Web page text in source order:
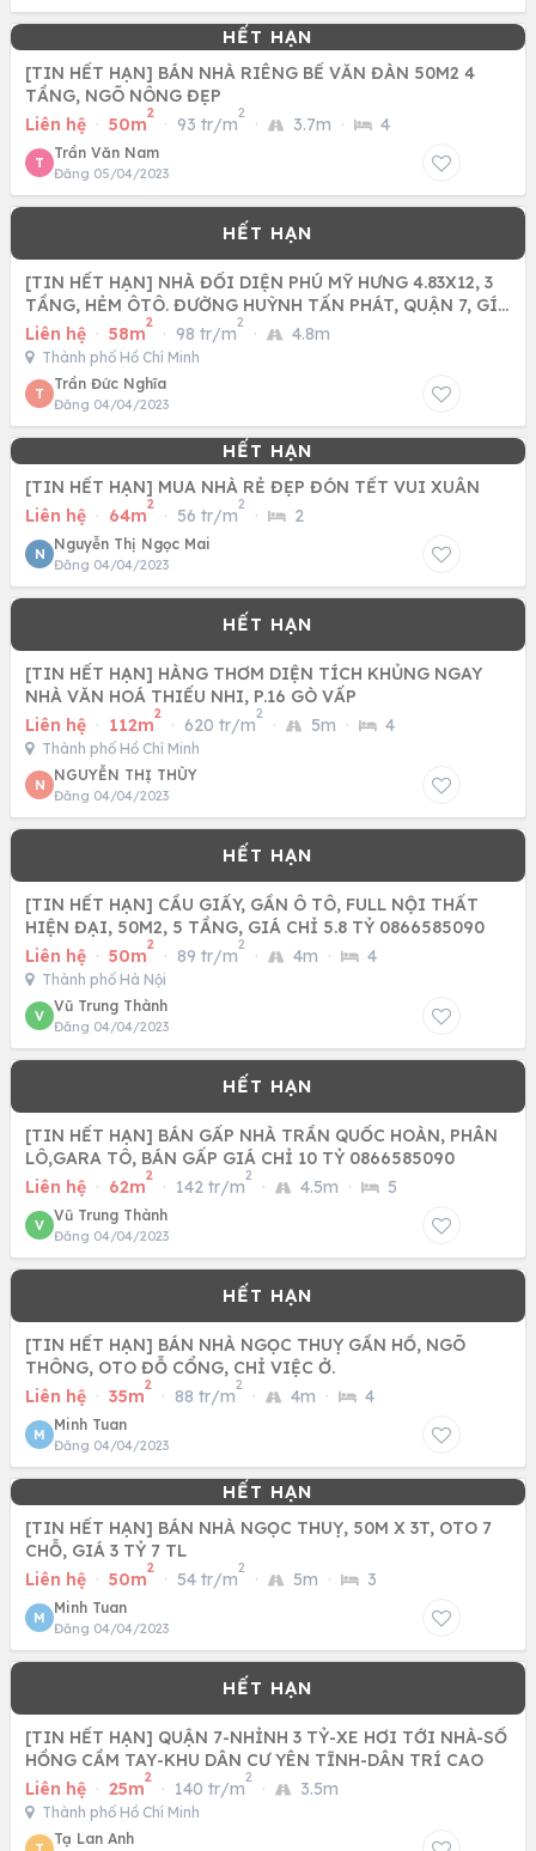
[TIN HẾT HẠN] BÁN NHÀ RIÊNG BẾ VĂN ĐÀN 50M2 4
TẦNG, NGÕ NÔNG ĐẸP
Liên hệ · 50m
2
· 93 tr/m
2
· 3.7m · 4
T
Trần Văn Nam
Đăng 05/04/2023
[TIN HẾT HẠN] NHÀ ĐỐI DIỆN PHÚ MỸ HƯNG 4.83X12, 3
TẦNG, HẺM ÔTÔ. ĐƯỜNG HUỲNH TẤN PHÁT, QUẬN 7, GÍA
5.X TỶ
Liên hệ · 58m
2
· 98 tr/m
2
· 4.8m
Thành phố Hồ Chí Minh
T
Trần Đức Nghĩa
Đăng 04/04/2023
[TIN HẾT HẠN] MUA NHÀ RẺ ĐẸP ĐÓN TẾT VUI XUÂN
Liên hệ · 64m
2
· 56 tr/m
2
· 2
N
Nguyễn Thị Ngọc Mai
Đăng 04/04/2023
[TIN HẾT HẠN] HÀNG THƠM DIỆN TÍCH KHỦNG NGAY
NHÀ VĂN HOÁ THIẾU NHI, P.16 GÒ VẤP
Liên hệ · 112m
2
· 620 tr/m
2
· 5m · 4
Thành phố Hồ Chí Minh
N
NGUYỄN THỊ THÙY
Đăng 04/04/2023
[TIN HẾT HẠN] CẦU GIẤY, GẦN Ô TÔ, FULL NỘI THẤT
HIỆN ĐẠI, 50M2, 5 TẦNG, GIÁ CHỈ 5.8 TỶ 0866585090
Liên hệ · 50m
2
· 89 tr/m
2
· 4m · 4
Thành phố Hà Nội
V
Vũ Trung Thành
Đăng 04/04/2023
[TIN HẾT HẠN] BÁN GẤP NHÀ TRẦN QUỐC HOÀN, PHÂN
LÔ,GARA TÔ, BÁN GẤP GIÁ CHỈ 10 TỶ 0866585090
Liên hệ · 62m
2
· 142 tr/m
2
· 4.5m · 5
V
Vũ Trung Thành
Đăng 04/04/2023
[TIN HẾT HẠN] BÁN NHÀ NGỌC THUỴ GẦN HỒ, NGÕ
THÔNG, OTO ĐỖ CỔNG, CHỈ VIỆC Ở.
Liên hệ · 35m
2
· 88 tr/m
2
· 4m · 4
M
Minh Tuan
Đăng 04/04/2023
[TIN HẾT HẠN] BÁN NHÀ NGỌC THUỴ, 50M X 3T, OTO 7
CHỖ, GIÁ 3 TỶ 7 TL
Liên hệ · 50m
2
· 54 tr/m
2
· 5m · 3
M
Minh Tuan
Đăng 04/04/2023
[TIN HẾT HẠN] QUẬN 7-NHỈNH 3 TỶ-XE HƠI TỚI NHÀ-SỔ
HỒNG CẦM TAY-KHU DÂN CƯ YÊN TĨNH-DÂN TRÍ CAO
Liên hệ · 25m
2
· 140 tr/m
2
· 3.5m
Thành phố Hồ Chí Minh
Tạ Lan Anh